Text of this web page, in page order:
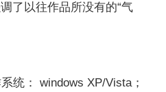
了以往作品所没有的“气
统： windows XP/Vista；